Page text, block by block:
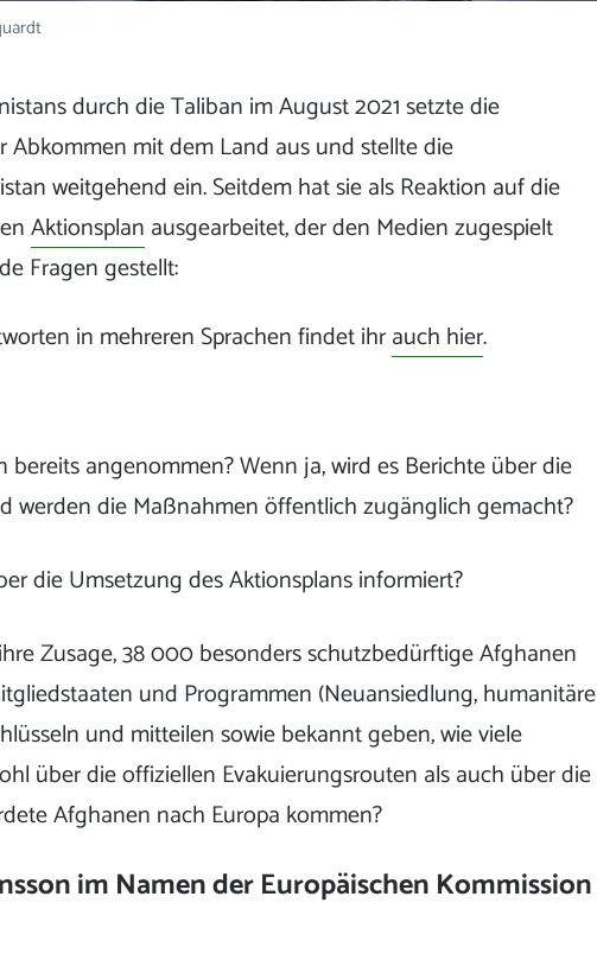
durch die Taliban im August 2021 setzte die
Abkommen mit dem Land aus und stellte die
weitgehend ein. Seitdem hat sie als Reaktion auf die
Aktionsplan ausgearbeitet, der den Medien zugespielt
Fragen gestellt:
in mehreren Sprachen findet ihrauch hier.
bereits angenommen? Wenn ja, wird es Berichte über die
werden die Maßnahmen öffentlich zugänglich gemacht?
die Umsetzung des Aktionsplans informiert?
Zusage, 38 000 besonders schutzbedürftige Afghanen
und Programmen (Neuansiedlung, humanitäre
und mitteilen sowie bekannt geben, wie viele
über die offiziellen Evakuierungsrouten als auch über die
Afghanen nach Europa kommen?
im Namen der Europäischen Kommission